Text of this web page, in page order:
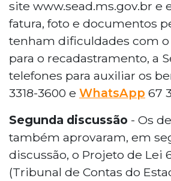
site www.sead.ms.gov.br e
fatura, foto e documentos
tenham dificuldades com o
para o recadastramento, a
telefones para auxiliar os
3318-3600 e WhatsApp 67
Segunda discussão - Os
também aprovaram, em
discussão, o Projeto de Lei
(Tribunal de Contas do